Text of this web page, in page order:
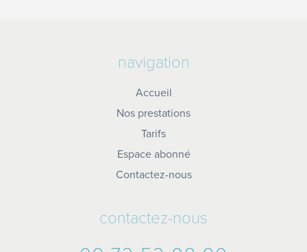
navigation
Accueil
Nos prestations
Tarifs
Espace abonné
Contactez-nous
contactez-nous